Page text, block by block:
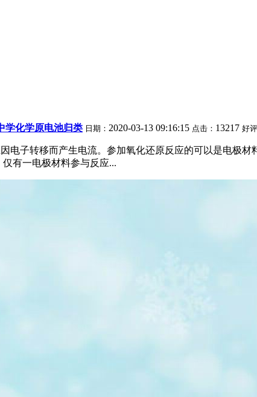
学化学原电池归类 日期： 2020-03-13 09:16:15 点击： 13217 好评
电子转移而产生电流。参加氧化还原反应的可以是电极
有一电极材料参与反应...